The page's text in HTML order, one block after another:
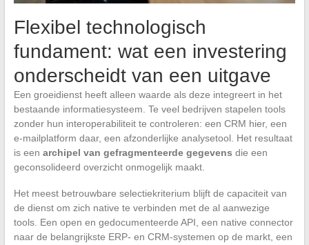
Flexibel technologisch
fundament: wat een investering
onderscheidt van een uitgave
Een groeidienst heeft alleen waarde als deze integreert in het
bestaande informatiesysteem. Te veel bedrijven stapelen tools
zonder hun interoperabiliteit te controleren: een CRM hier, een
e-mailplatform daar, een afzonderlijke analysetool. Het resultaat
is een archipel van gefragmenteerde gegevens die een
geconsolideerd overzicht onmogelijk maakt.
Het meest betrouwbare selectiekriterium blijft de capaciteit van
de dienst om zich native te verbinden met de al aanwezige
tools. Een open en gedocumenteerde API, een native connector
naar de belangrijkste ERP- en CRM-systemen op de markt, een